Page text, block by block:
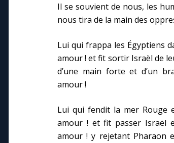
Il se souvient de nous, les
nous tira de la main des
Lui qui frappa les Égyptiens
amour ! et fit sortir Israël de
d’une main forte et d’un
amour !
Lui qui fendit la mer Rouge
amour ! et fit passer Israël
amour ! y rejetant Pharaon